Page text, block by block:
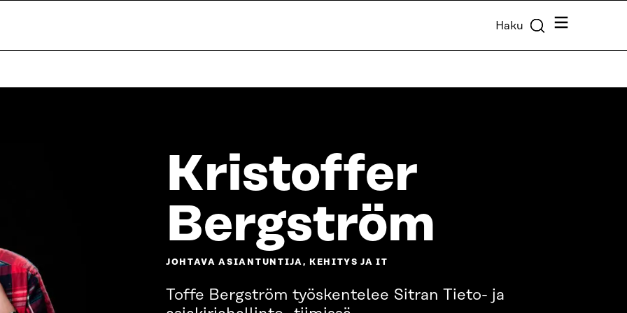
Haku Valikko
Kristoffer
Bergström
JOHTAVA ASIANTUNTIJA, KEHITYS JA IT
Toffe Bergström työskentelee Sitran Tieto- ja